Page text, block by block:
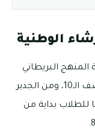
الوطنية
البريطاني
بداية من المرحلة التأسيسية وحتى الصف الـ10، ومن الجدير
للطلاب بداية من